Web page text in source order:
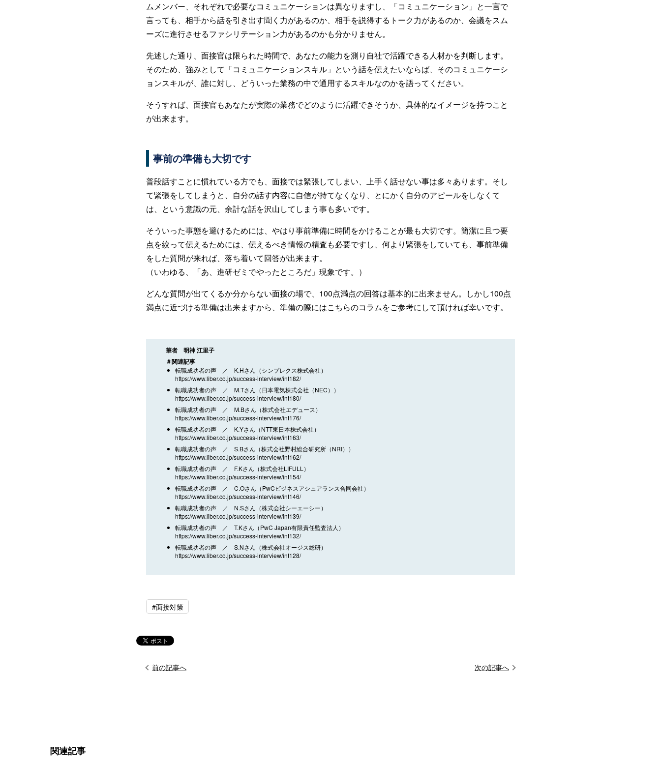
ムメンバー、それぞれで必要なコミュニケーションは異なりますし、「コミュニケーション」と一言で
言っても、相手から話を引き出す聞く力があるのか、相手を説得するトーク力があるのか、会議をスム
ーズに進行させるファシリテーション力があるのかも分かりません。
先述した通り、面接官は限られた時間で、あなたの能力を測り自社で活躍できる人材かを判断します。
そのため、強みとして「コミュニケーションスキル」という話を伝えたいならば、そのコミュニケーシ
ョンスキルが、誰に対し、どういった業務の中で通用するスキルなのかを語ってください。
そうすれば、面接官もあなたが実際の業務でどのように活躍できそうか、具体的なイメージを持つこと
が出来ます。
事前の準備も大切です
普段話すことに慣れている方でも、面接では緊張してしまい、上手く話せない事は多々あります。そし
て緊張をしてしまうと、自分の話す内容に自信が持てなくなり、とにかく自分のアピールをしなくて
は、という意識の元、余計な話を沢山してしまう事も多いです。
そういった事態を避けるためには、やはり事前準備に時間をかけることが最も大切です。簡潔に且つ要
点を絞って伝えるためには、伝えるべき情報の精査も必要ですし、何より緊張をしていても、事前準備
をした質問が来れば、落ち着いて回答が出来ます。
（いわゆる、「あ、進研ゼミでやったところだ」現象です。）
どんな質問が出てくるか分からない面接の場で、100点満点の回答は基本的に出来ません。しかし100点
満点に近づける準備は出来ますから、準備の際にはこちらのコラムをご参考にして頂ければ幸いです。
筆者 明神 江里子
＃関連記事
転職成功者の声 ／ K.Hさん（シンプレクス株式会社）
https://www.liber.co.jp/success-interview/int182/
転職成功者の声 ／ M.Tさん（日本電気株式会社（NEC））
https://www.liber.co.jp/success-interview/int180/
転職成功者の声 ／ M.Bさん（株式会社エデュース）
https://www.liber.co.jp/success-interview/int176/
転職成功者の声 ／ K.Yさん（NTT東日本株式会社）
https://www.liber.co.jp/success-interview/int163/
転職成功者の声 ／ S.Bさん（株式会社野村総合研究所（NRI））
https://www.liber.co.jp/success-interview/int162/
転職成功者の声 ／ F.Kさん（株式会社LIFULL）
https://www.liber.co.jp/success-interview/int154/
転職成功者の声 ／ C.Oさん（PwCビジネスアシュアランス合同会社）
https://www.liber.co.jp/success-interview/int146/
転職成功者の声 ／ N.Sさん（株式会社シーエーシー）
https://www.liber.co.jp/success-interview/int139/
転職成功者の声 ／ T.Kさん（PwC Japan有限責任監査法人）
https://www.liber.co.jp/success-interview/int132/
転職成功者の声 ／ S.Nさん（株式会社オージス総研）
https://www.liber.co.jp/success-interview/int128/
#面接対策
前の記事へ 次の記事へ
関連記事